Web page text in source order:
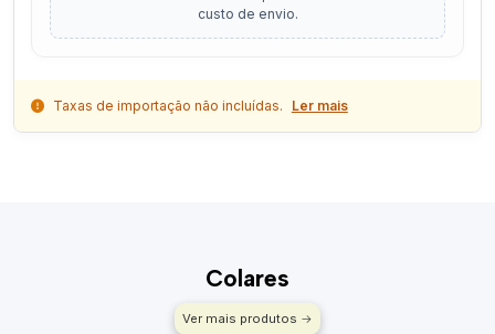
custo de envio.
Taxas de importação não incluídas. Ler mais
Colares
Ver mais produtos